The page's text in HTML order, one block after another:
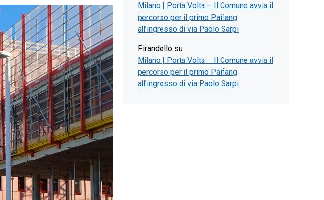
Milano | Porta Volta – Il Comune avvia il
percorso per il primo Paifang
all’ingresso di via Paolo Sarpi
Pirandello su
Milano | Porta Volta – Il Comune avvia il
percorso per il primo Paifang
all’ingresso di via Paolo Sarpi